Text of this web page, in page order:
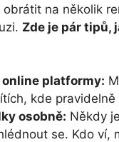
na několik⁣
Zde je pár tipů,
platformy:
kde
osobně: Někdy
se. ⁤Kdo ‌ví,​